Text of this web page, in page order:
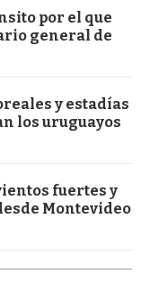
por el que
general de
y estadías
los uruguayos
fuertes y
Montevideo